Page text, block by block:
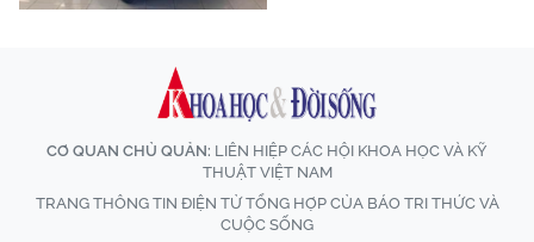
CƠ QUAN CHỦ QUẢN: LIÊN HIỆP CÁC HỘI KHOA HỌC VÀ KỸ
THUẬT VIỆT NAM
TRANG THÔNG TIN ĐIỆN TỬ TỔNG HỢP CỦA BÁO TRI THỨC VÀ
CUỘC SỐNG